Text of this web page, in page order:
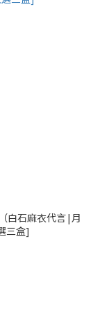
白石麻衣代言|月
三盒]